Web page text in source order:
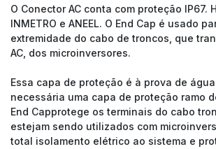
O Conector AC conta com proteção IP67.
INMETRO e ANEEL. O End Cap é usado
extremidade do cabo de troncos, que
AC, dos microinversores.
Essa capa de proteção é à prova de
necessária uma capa de proteção ramo
End Capprotege os terminais do cabo
estejam sendo utilizados com
total isolamento elétrico ao sistema e